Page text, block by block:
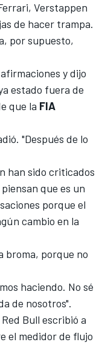
, Verstappen
de hacer trampa.
por supuesto,
y dijo
estado fuera de
que la FIA
"Después de lo
han sido criticados
que es un
porque el
cambio en la
broma, porque no
haciendo. No sé
de nosotros".
Red Bull escribió a
el medidor de flujo